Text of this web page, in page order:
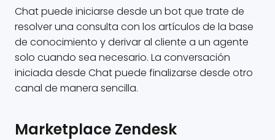
Chat puede iniciarse desde un bot que trate de
resolver una consulta con los artículos de la base
de conocimiento y derivar al cliente a un agente
solo cuando sea necesario. La conversación
iniciada desde Chat puede finalizarse desde otro
canal de manera sencilla.
Marketplace Zendesk